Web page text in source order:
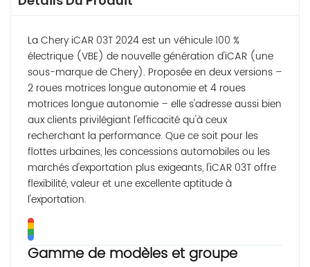
La Chery iCAR 03T 2024 est un véhicule 100 %
électrique (VBE) de nouvelle génération d'iCAR (une
sous-marque de Chery). Proposée en deux versions –
2 roues motrices longue autonomie et 4 roues
motrices longue autonomie – elle s'adresse aussi bien
aux clients privilégiant l'efficacité qu'à ceux
recherchant la performance. Que ce soit pour les
flottes urbaines, les concessions automobiles ou les
marchés d'exportation plus exigeants, l'iCAR 03T offre
flexibilité, valeur et une excellente aptitude à
l'exportation.
Gamme de modèles et groupe